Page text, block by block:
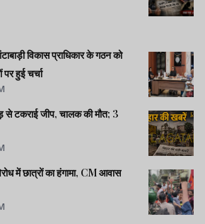
विकास प्राधिकार के गठन को
हुई चर्चा
टकराई जीप, चालक की मौत; 3
में छात्रों का हंगामा, CM आवास